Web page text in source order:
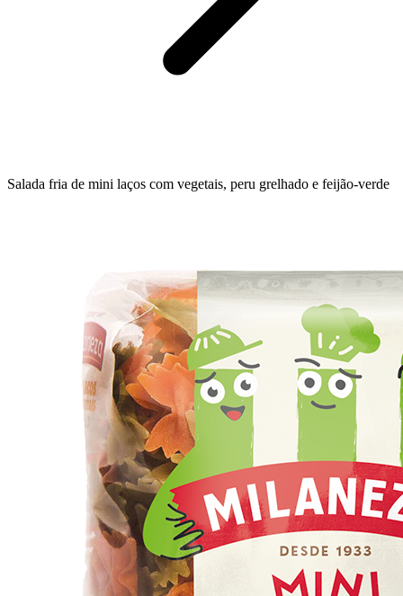
Salada fria de mini laços com vegetais, peru grelhado e feijão-verde